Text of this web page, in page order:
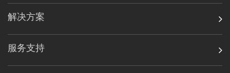
解决方案
服务支持